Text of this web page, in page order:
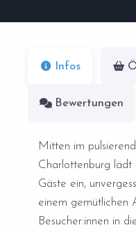
Infos
Bewertungen
Mitten im
Charlottenburg
Gäste ein,
einem gemütlichen
Besucher:innen in